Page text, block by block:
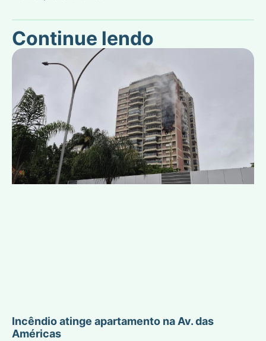
Continue lendo
Incêndio atinge apartamento na Av. das
Américas